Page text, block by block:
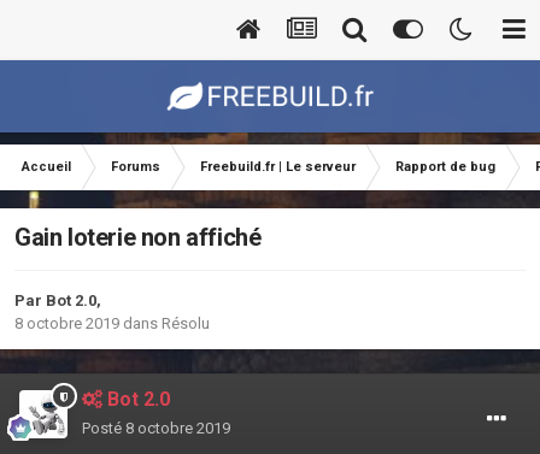
Accueil Forums Freebuild.fr | Le serveur Rapport de bug
Gain loterie non affiché
Par Bot 2.0,
8 octobre 2019 dans Résolu
Bot 2.0
Posté 8 octobre 2019